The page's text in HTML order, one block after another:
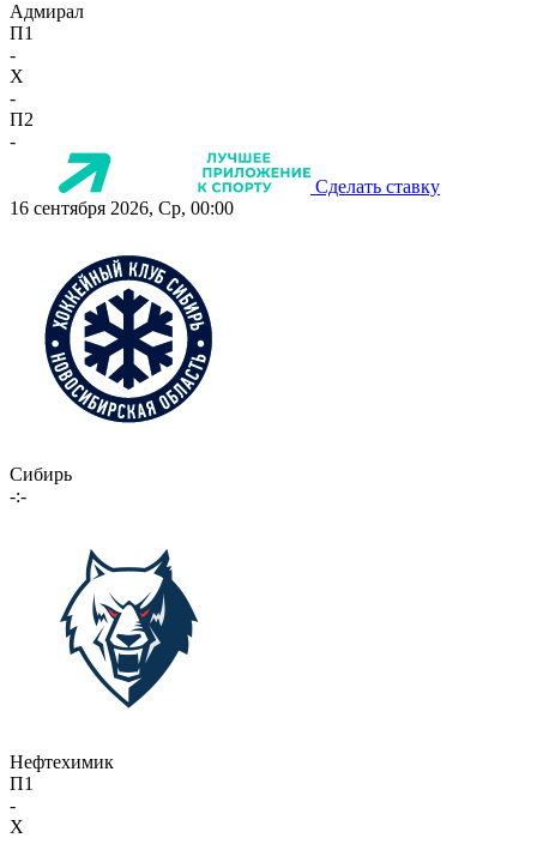
Адмирал
П1
-
X
-
П2
-
Сделать ставку
16 сентября 2026, Ср, 00:00
Сибирь
-:-
Нефтехимик
П1
-
X